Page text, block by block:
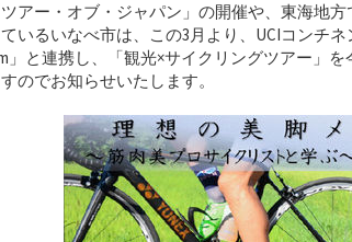
ツアー・オブ・ジャパン」の開催や、東海地
いるいなべ市は、この3月より、UCIコンチ
」と連携し、「観光×サイクリングツアー」
のでお知らせいたします。